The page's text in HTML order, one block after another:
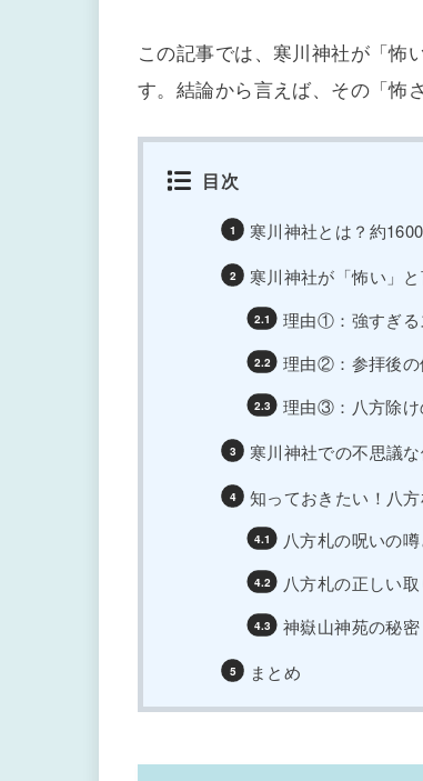
この記事では、寒川神社が「怖
す。結論から言えば、その「怖
目次
寒川神社とは？約
寒川神社が「怖い」
理由①：強すぎる
理由②：参拝後の
理由③：八方除け
寒川神社での不思議
知っておきたい！八
八方札の呪いの噂
八方札の正しい
神嶽山神苑の秘密
まとめ